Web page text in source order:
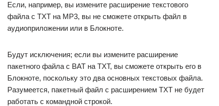
Если, например, вы измените расширение текстового
файла с TXT на MP3, вы не сможете открыть файл в
аудиоприложении или в Блокноте.
Будут исключения; если вы измените расширение
пакетного файла с BAT на TXT, вы сможете открыть его в
Блокноте, поскольку это два основных текстовых файла.
Разумеется, пакетный файл с расширением TXT не будет
работать с командной строкой.